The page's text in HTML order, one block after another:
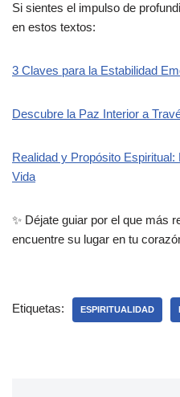
Si sientes el impulso de
en estos textos:
3 Claves para la Estabilidad
Descubre la Paz Interior a
Realidad y Propósito
Vida
✨ Déjate guiar por el que más
encuentre su lugar en tu
Etiquetas: ESPIRITUALIDAD